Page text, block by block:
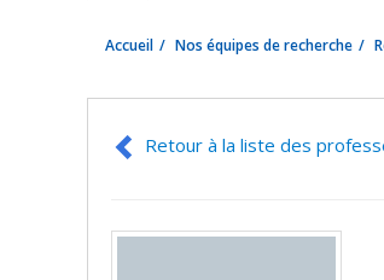
Accueil Nos équipes de recherche
Retour à la liste des